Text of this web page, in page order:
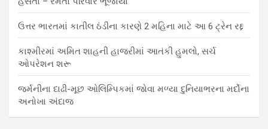
ઉત્તર ભારતમાં કાતીલ ઠંડીના કારણે 2 મહિના માટે આ 6 ટ્રેન રદ્દ
કાશ્મીરમાં અમિત શાહની હાજરીમાં આતંકી હુમલો, સર્ચ
ઓપરેશન શરૂ
જર્મનીના દાઢી-મૂછ ઓલિમ્પિકમાં જોવા મળ્યા દુનિયાભરના મર્દોના
અનોખા અંદાજ